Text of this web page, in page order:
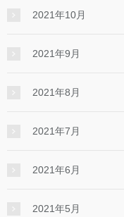
2021年10月
2021年9月
2021年8月
2021年7月
2021年6月
2021年5月